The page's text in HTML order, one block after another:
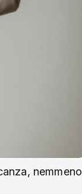
nemmeno